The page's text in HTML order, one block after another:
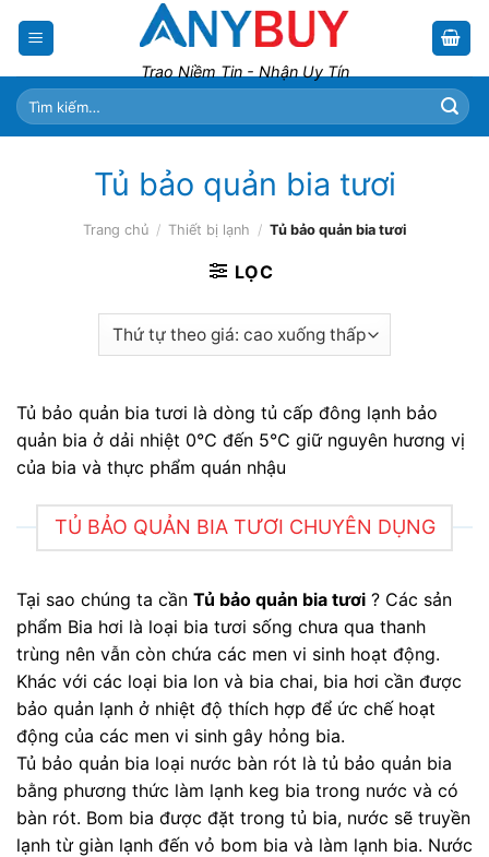
Trao Niềm Tin - Nhận Uy Tín
Tìm
kiếm:
Tủ bảo quản bia tươi
Trang chủ / Thiết bị lạnh / Tủ bảo quản bia tươi
LỌC
Tủ bảo quản bia tươi là dòng tủ cấp đông lạnh bảo
quản bia ở dải nhiệt 0℃ đến 5℃ giữ nguyên hương vị
của bia và thực phẩm quán nhậu
TỦ BẢO QUẢN BIA TƯƠI CHUYÊN DỤNG
Tại sao chúng ta cần Tủ bảo quản bia tươi ? Các sản
phẩm Bia hơi là loại bia tươi sống chưa qua thanh
trùng nên vẫn còn chứa các men vi sinh hoạt động.
Khác với các loại bia lon và bia chai, bia hơi cần được
bảo quản lạnh ở nhiệt độ thích hợp để ức chế hoạt
động của các men vi sinh gây hỏng bia.
Tủ bảo quản bia loại nước bàn rót là tủ bảo quản bia
bằng phương thức làm lạnh keg bia trong nước và có
bàn rót. Bom bia được đặt trong tủ bia, nước sẽ truyền
lạnh từ giàn lạnh đến vỏ bom bia và làm lạnh bia. Nước